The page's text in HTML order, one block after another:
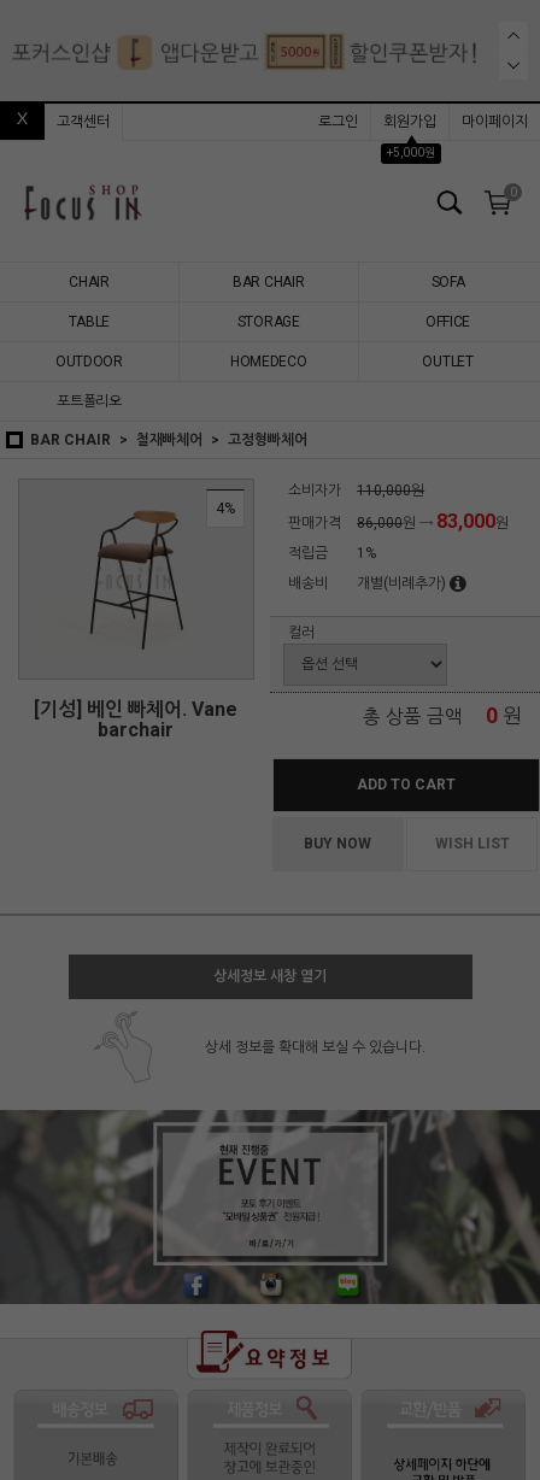
고객센터 로그인
회원가입
▲
+5,000원
마이페이지
0
CHAIR BAR CHAIR SOFA
TABLE STORAGE OFFICE
OUTDOOR HOMEDECO OUTLET
포트폴리오
BAR CHAIR 철재빠체어 고정형빠체어
4%
[기성] 베인 빠체어. Vane
barchair
소비자가
110,000원
판매가격
86,000원 → 83,000원
적립금
1%
배송비
개별(비례추가)
컬러
총 상품 금액 0 원
ADD TO CART
BUY NOW WISH LIST
상세정보 새창 열기
상세 정보를 확대해 보실 수 있습니다.